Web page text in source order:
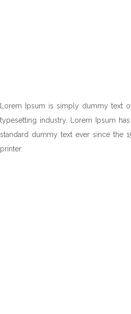
Lorem Ipsum is simply dummy text
typesetting industry. Lorem Ipsum
standard dummy text ever since the
printer.